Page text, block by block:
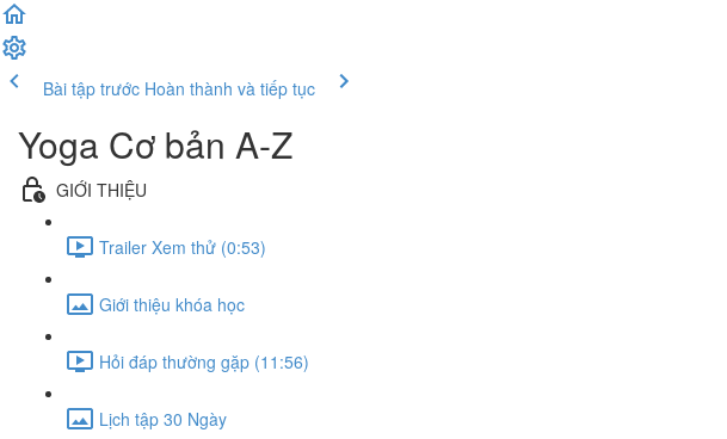
Bài tập trước Hoàn thành và tiếp tục
Yoga Cơ bản A-Z
GIỚI THIỆU
Trailer Xem thử (0:53)
Giới thiệu khóa học
Hỏi đáp thường gặp (11:56)
Lịch tập 30 Ngày